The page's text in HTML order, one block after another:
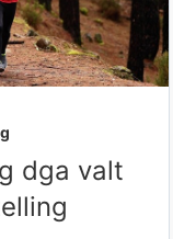
dga valt